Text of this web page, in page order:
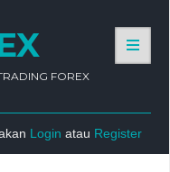
FOREX
Login atau Register